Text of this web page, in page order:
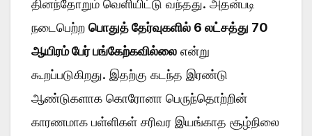
தினந்தோறும் வெளியிட்டு வந்தது. அதன்படி
நடைபெற்ற பொதுத் தேர்வுகளில் 6 லட்சத்து 70
ஆயிரம் பேர் பங்கேற்கவில்லை என்று
கூறப்படுகிறது. இதற்கு கடந்த இரண்டு
ஆண்டுகளாக கொரோனா பெருந்தொற்றின்
காரணமாக பள்ளிகள் சரிவர இயங்காத சூழ்நிலை